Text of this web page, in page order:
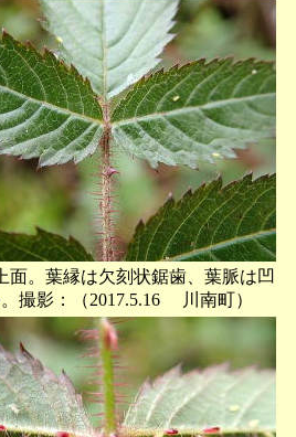
。葉縁は欠刻状鋸歯、葉脈は凹
撮影：（2017.5.16 川南町）